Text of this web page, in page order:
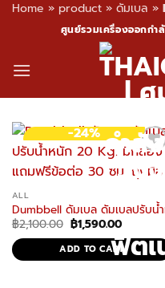
Home » product » ดัมเบล »
content
ศูนย์รวมเครื่องออกก
-24%
ALL
Dumbbell ดัมเบล ดัมเบลปรับ
฿2,100.00 Original
price
was:
฿2,100.00.
฿1,590.00Current
price
is:
฿
ADD TO CART